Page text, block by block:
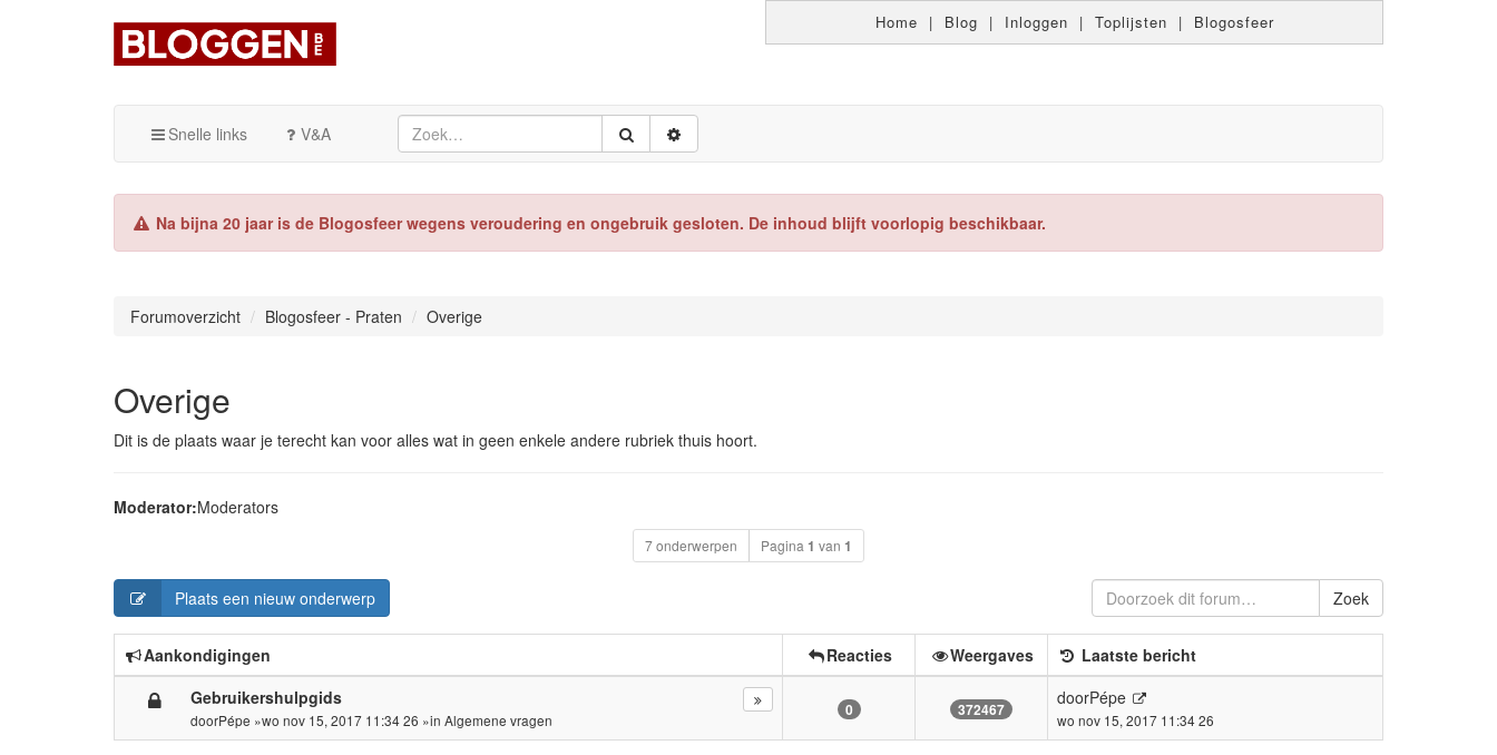
Home | Blog | Inloggen | Toplijsten | Blogosfeer
Snelle links V&A
Na bijna 20 jaar is de Blogosfeer wegens veroudering en ongebruik gesloten. De inhoud blijft voorlopig beschikbaar.
Forumoverzicht Blogosfeer - Praten Overige
Overige
Dit is de plaats waar je terecht kan voor alles wat in geen enkele andere rubriek thuis hoort.
Moderator:Moderators
7 onderwerpen Pagina 1 van 1
Plaats een nieuw onderwerp Zoek
Aankondigingen Reacties Weergaves
Laatste bericht
Gebruikershulpgids
doorPépe »wo nov 15, 2017 11:34 26 »inAlgemene vragen
0 372467
doorPépe
wo nov 15, 2017 11:34 26